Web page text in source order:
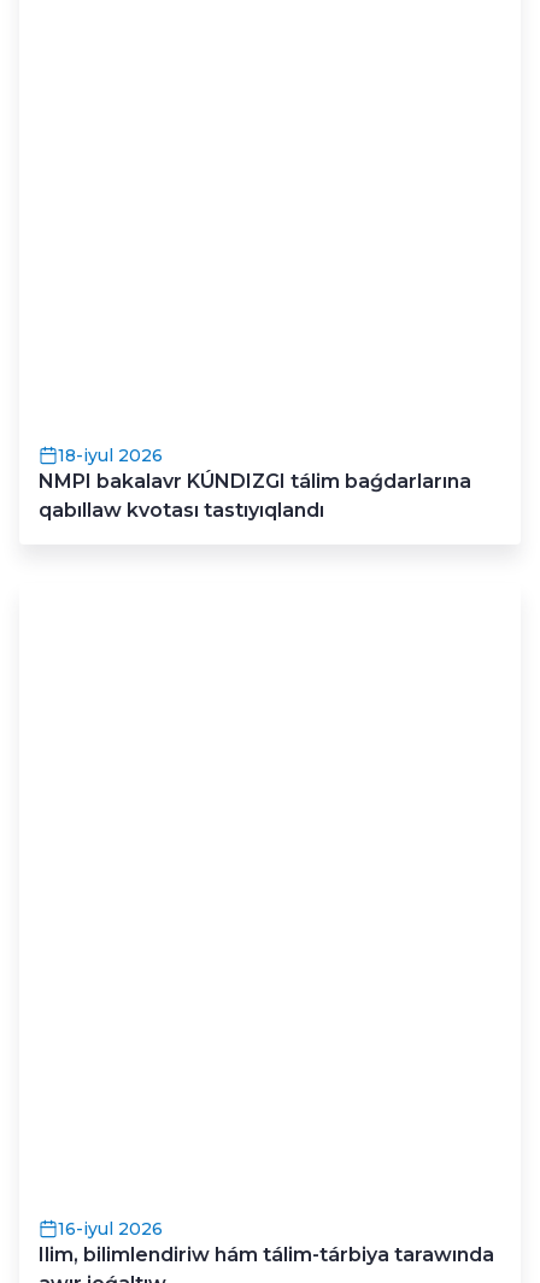
18-iyul 2026
NMPI bakalavr KÚNDIZGI tálim baǵdarlarına
qabıllaw kvotası tastıyıqlandı
16-iyul 2026
Ilim, bilimlendiriw hám tálim-tárbiya tarawında